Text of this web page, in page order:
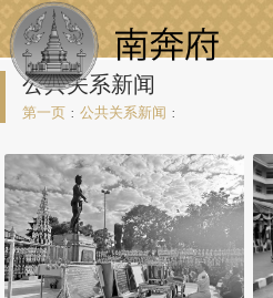
公共关系新闻
第一页 : 公共关系新闻 :